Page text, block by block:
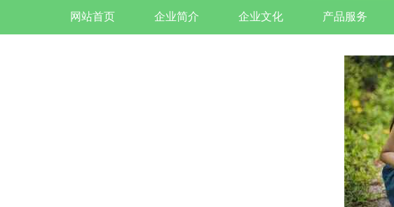
网站首页 企业简介 企业文化 产品服务